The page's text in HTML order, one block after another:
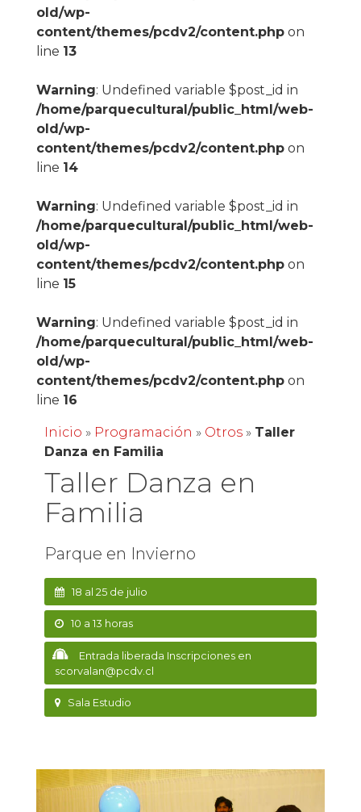
old/wp-
content/themes/pcdv2/content.phpon
line 13
Warning: Undefined variable $post_id in
/home/parquecultural/public_html/web-
old/wp-
content/themes/pcdv2/content.phpon
line 14
Warning: Undefined variable $post_id in
/home/parquecultural/public_html/web-
old/wp-
content/themes/pcdv2/content.phpon
line 15
Warning: Undefined variable $post_id in
/home/parquecultural/public_html/web-
old/wp-
content/themes/pcdv2/content.phpon
line 16
Inicio » Programación » Otros» Taller
Danza en Familia
Taller Danza en
Familia
Parque en Invierno
18 al 25 de julio
10 a 13 horas
Entrada liberada Inscripciones en
scorvalan@pcdv.cl
Sala Estudio